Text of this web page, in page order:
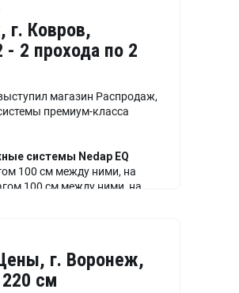
г. Ковров,
- 2 прохода по 2
магазин Распродаж,
премиум-класса
системы Nedap EQ
100 см между ними, на
100 см между ними, на
SQ2
г. Воронеж,
см